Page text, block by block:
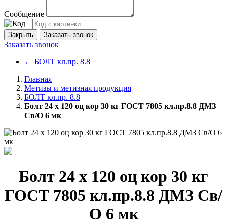
Сообщение
Закрыть Заказать звонок
Заказать звонок
← БОЛТ кл.пр. 8.8
Главная
Метизы и метизная продукция
БОЛТ кл.пр. 8.8
Болт 24 х 120 оц кор 30 кг ГОСТ 7805 кл.пр.8.8 ДМЗ
Св/О 6 мк
Болт 24 х 120 оц кор 30 кг
ГОСТ 7805 кл.пр.8.8 ДМЗ Св/
О 6 мк